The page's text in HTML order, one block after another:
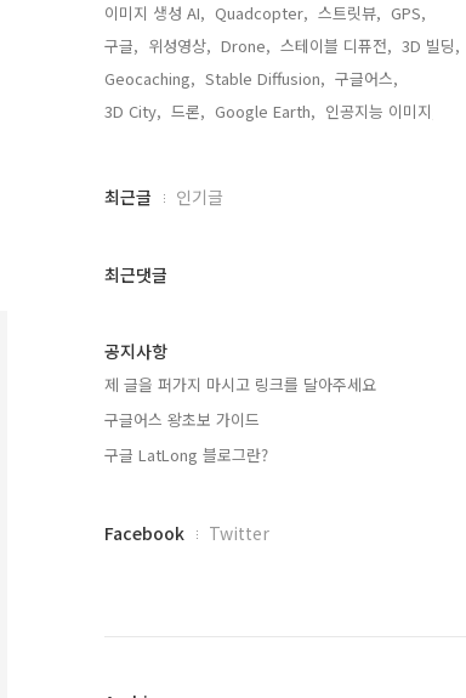
이미지 생성 AI, Quadcopter, 스트릿뷰, GPS,
구글, 위성영상, Drone, 스테이블 디퓨전, 3D 빌딩,
Geocaching, Stable Diffusion, 구글어스,
3D City, 드론, Google Earth, 인공지능 이미지,
최
과
글
최근글 인기글
최근댓글
공지사항
제 글을 퍼가지 마시고 링크를 달아주세요
구글어스 왕초보 가이드
구글 LatLong 블로그란?
페
Facebook Twitter